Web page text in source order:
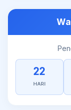
22
HARI